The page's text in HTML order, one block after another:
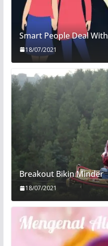
Smart People Deal
18/07/2021
Breakout Bikin Minder
18/07/2021